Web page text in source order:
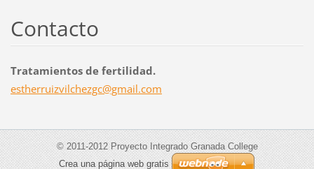
Contacto
Tratamientos de fertilidad.
estherruizvilchezgc@gmail.com
© 2011-2012 Proyecto Integrado Granada College
Crea una página web gratis